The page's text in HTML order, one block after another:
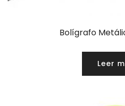
Bolígrafo
Leer